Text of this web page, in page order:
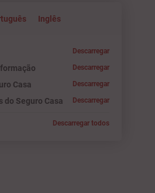
Inglês
Descarregar
Descarregar
Casa Descarregar
do Seguro Casa Descarregar
Descarregar todos